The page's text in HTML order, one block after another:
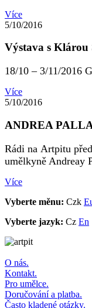
Více
5/10/2016
Výstava s Klárou
18/10 – 3/11/2016
Více
5/10/2016
ANDREA
Rádi na Artpitu
umělkyně Andreay
Více
Vyberte měnu: Czk
Vyberte jazyk: Cz En
O nás.
Kontakt.
Pro umělce.
Doručování a platba.
Často kladené otázky.